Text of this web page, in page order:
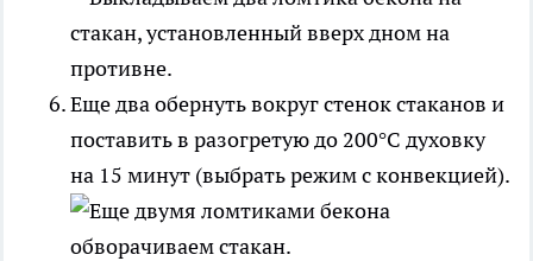
Еще два обернуть вокруг стенок стаканов и
поставить в разогретую до 200°С духовку
на 15 минут (выбрать режим с конвекцией).